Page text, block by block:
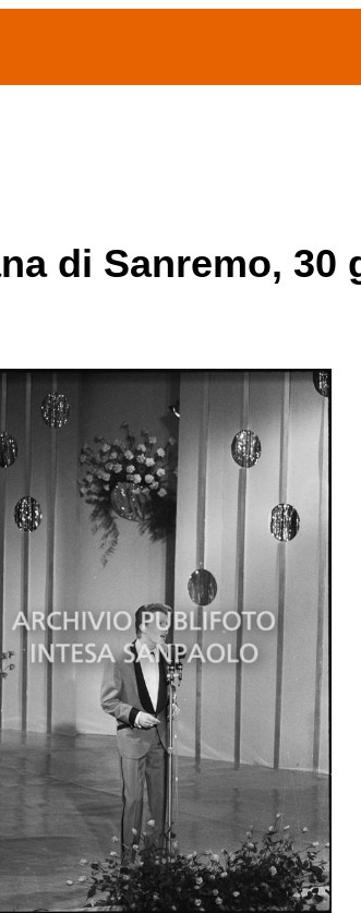
di Sanremo, 30